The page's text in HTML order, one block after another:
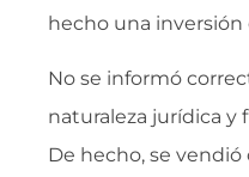
hecho una
No se informó
naturaleza jurídica y
De hecho, se